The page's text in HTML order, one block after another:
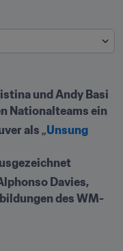
und Andy Basi
Nationalteams ein
als „Unsung
Davies,
des WM-